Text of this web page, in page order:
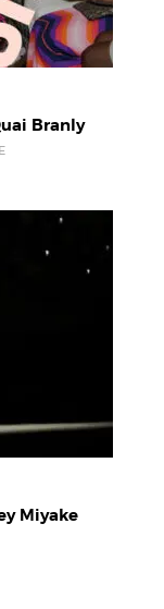
Branly
Miyake